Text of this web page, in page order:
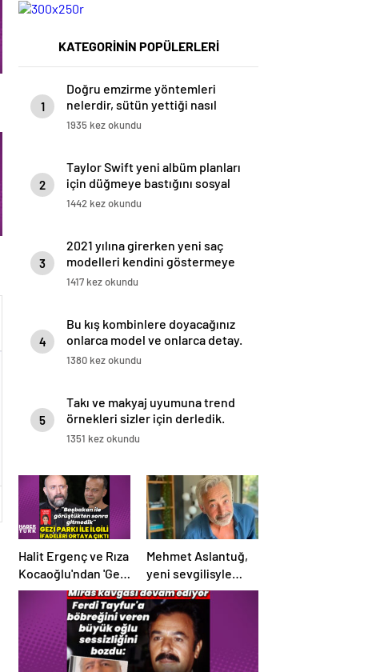
KATEGORİNİN POPÜLERLERİ
1
Doğru emzirme yöntemleri
nelerdir, sütün yettiği nasıl
anlaşılır?
1935 kez okundu
2
Taylor Swift yeni albüm planları
için düğmeye bastığını sosyal
medyadan duyurdu!
1442 kez okundu
3
2021 yılına girerken yeni saç
modelleri kendini göstermeye
başladı.
1417 kez okundu
4
Bu kış kombinlere doyacağınız
onlarca model ve onlarca detay.
1380 kez okundu
5
Takı ve makyaj uyumuna trend
örnekleri sizler için derledik.
1351 kez okundu
Halit Ergenç ve Rıza
Kocaoğlu'ndan 'Gezi
Parkı' ifadesi –
Magazin haberleri
Mehmet Aslantuğ,
yeni sevgilisyle
drama
çalışmalarında
tanıştı – Magazin
haberleri